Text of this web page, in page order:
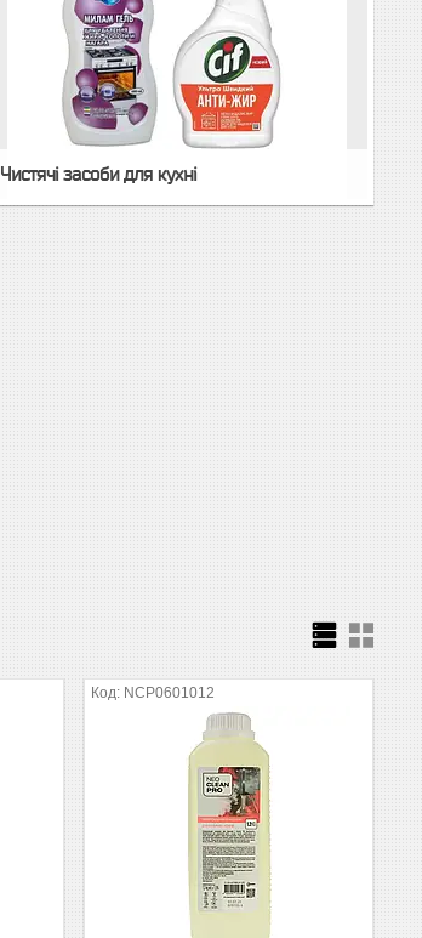
Чистячі засоби для кухні
NCP0601012